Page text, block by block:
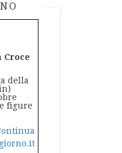
Croce
della
figure